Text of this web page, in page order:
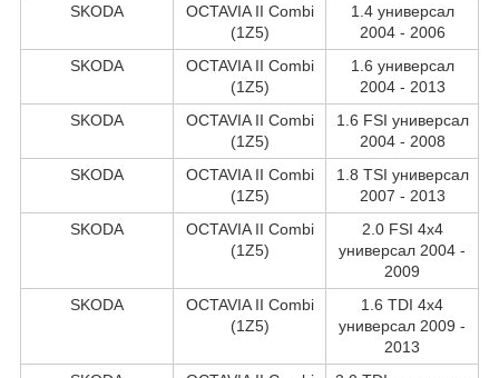
SKODA
OCTAVIA II Combi
(1Z5)
1.4 универсал
2004 - 2006
SKODA
OCTAVIA II Combi
(1Z5)
1.6 универсал
2004 - 2013
SKODA
OCTAVIA II Combi
(1Z5)
1.6 FSI универсал
2004 - 2008
SKODA
OCTAVIA II Combi
(1Z5)
1.8 TSI универсал
2007 - 2013
SKODA
OCTAVIA II Combi
(1Z5)
2.0 FSI 4x4
универсал 2004 -
2009
SKODA
OCTAVIA II Combi
(1Z5)
1.6 TDI 4x4
универсал 2009 -
2013